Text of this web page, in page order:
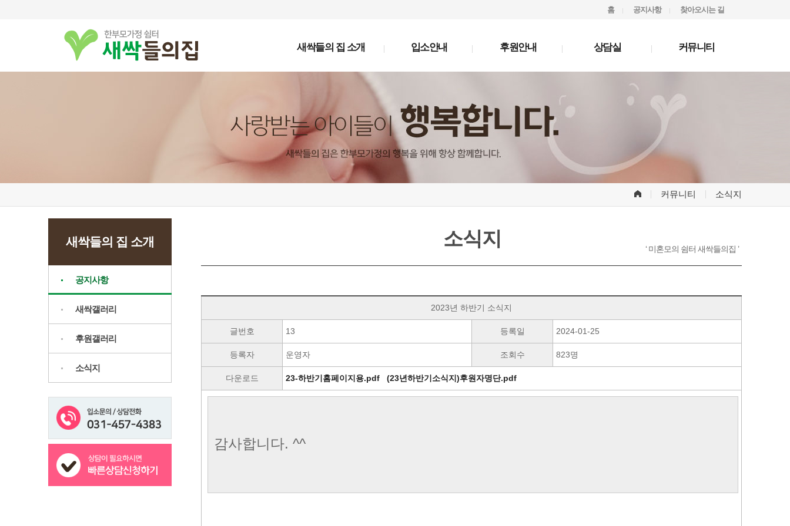
홈 공지사항 찾아오시는 길
새싹들의 집 소개 입소안내 후원안내 상담실 커뮤니티
커뮤니티 소식지
새싹들의 집 소개
공지사항
새싹갤러리
후원갤러리
소식지
소식지 ‘ 미혼모의 쉼터 새싹들의집 ’
2023년 하반기 소식지
글번호 13 등록일 2024-01-25
등록자 운영자 조회수 823명
다운로드 23-하반기홈페이지용.pdf (23년하반기소식지)후원자명단.pdf
감사합니다. ^^